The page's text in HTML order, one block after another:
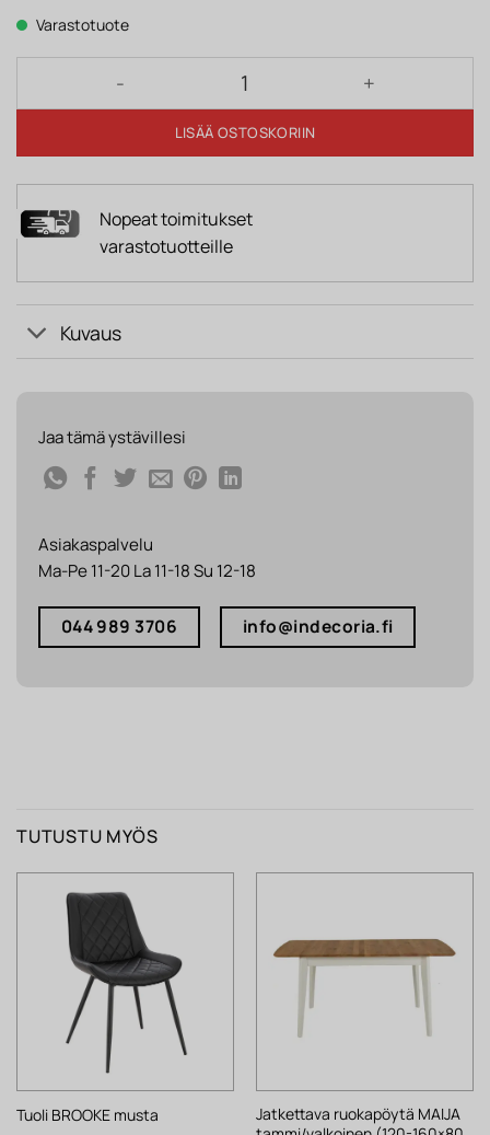
142 €.
Varastotuote
Tuoli ROBERTO sininen määrä
LISÄÄ OSTOSKORIIN
Nopeat toimitukset
varastotuotteille
Kuvaus
Jaa tämä ystävillesi
Asiakaspalvelu
Ma-Pe 11-20 La 11-18 Su 12-18
044 989 3706 info@indecoria.fi
TUTUSTU MYÖS
Tuoli BROOKE musta
Jatkettava ruokapöytä MAIJA